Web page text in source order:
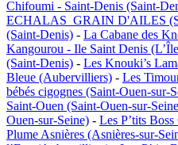
Chifoumi - Saint-Denis (Saint-
ECHALAS_GRAIN D'AILES
(Saint-Denis) - La Cabane des
Kangourou - Ile Saint Denis
(Saint-Denis) - Les Knouki’s
Bleue (Aubervilliers) - Les
bébés cigognes (Saint-Ouen-sur-
Saint-Ouen (Saint-Ouen-sur-
Ouen-sur-Seine) - Les P’tits
Plume Asnières (Asnières-sur-